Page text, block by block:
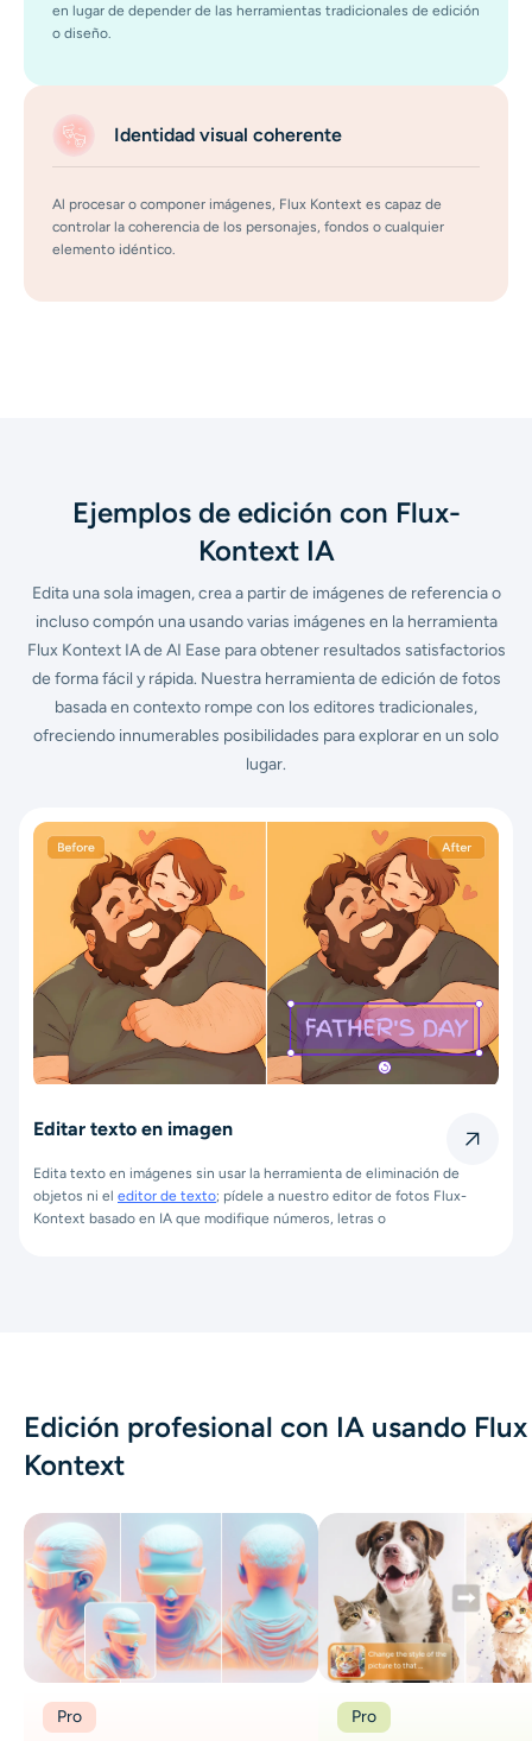
en lugar de depender de las herramientas tradicionales de edición
o diseño.
Identidad visual coherente
Al procesar o componer imágenes, Flux Kontext es capaz de
controlar la coherencia de los personajes, fondos o cualquier
elemento idéntico.
Ejemplos de edición con Flux-
Kontext IA
Edita una sola imagen, crea a partir de imágenes de referencia o
incluso compón una usando varias imágenes en la herramienta
Flux Kontext IA de AI Ease para obtener resultados satisfactorios
de forma fácil y rápida. Nuestra herramienta de edición de fotos
basada en contexto rompe con los editores tradicionales,
ofreciendo innumerables posibilidades para explorar en un solo
lugar.
Editar texto en imagen
Edita texto en imágenes sin usar la herramienta de eliminación de
objetos ni el editor de texto; pídele a nuestro editor de fotos Flux-
Kontext basado en IA que modifique números, letras o
Edición profesional con IA usando Flux
Kontext
Pro Pro